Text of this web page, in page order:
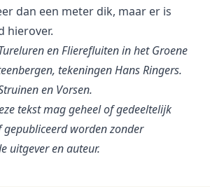
dan een meter dik, maar er is
hierover.
en Flierefluiten in het Groene
tekeningen Hans Ringers.
en Vorsen.
tekst mag geheel of gedeeltelijk
worden zonder
uitgever en auteur.